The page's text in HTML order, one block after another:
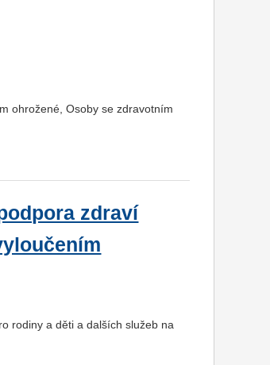
ohrožené, Osoby se zdravotním
zdraví
rodiny a děti a dalších služeb na